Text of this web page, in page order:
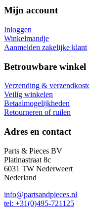
Mijn account
Inloggen
Winkelmandje
Aanmelden zakelijke klant
Betrouwbare winkel
Verzending &
Veilig winkelen
Betaalmogelijkheden
Retourneren of ruilen
Adres en contact
Parts & Pieces BV
Platinastraat 8c
6031 TW Nederweert
Nederland
info@partsandpieces.nl
tel: +31(0)495-721125